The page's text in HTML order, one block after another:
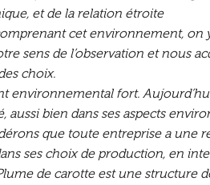
et de la relation étroite
cet environnement, on
sens de l’observation et nous
choix.
environnemental fort.
aussi bien dans ses aspects
que toute entreprise a une
ses choix de production, en
de carotte est une structure